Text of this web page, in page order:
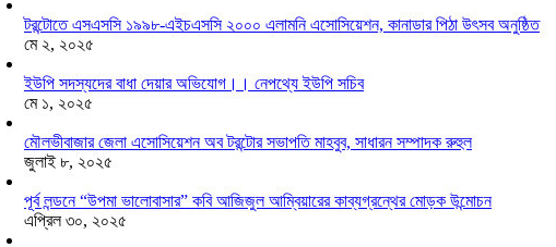
টরন্টোতে এসএসসি ১৯৯৮-এইচএসসি ২০০০ এলামনি এসোসিয়েশন, কানাডার পিঠা উৎসব অনুষ্ঠিত
মে ২, ২০২৫
ইউপি সদস্যদের বাধা দেয়ার অভিযোগ।। নেপথ্যে ইউপি সচিব
মে ১, ২০২৫
মৌলভীবাজার জেলা এসোসিয়েশন অব টরন্টোর সভাপতি মাহবুব, সাধারন সম্পাদক রুহুল
জুলাই ৮, ২০২৫
পূর্ব লন্ডনে “উপমা ভালোবাসার” কবি আজিজুল আম্বিয়ারের কাব্যগ্রন্থের মোড়ক উন্মোচন
এপ্রিল ৩০, ২০২৫